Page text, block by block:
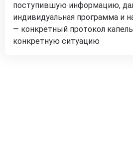
поступившую информацию,
индивидуальная программа и
— конкретный протокол
конкретную ситуацию